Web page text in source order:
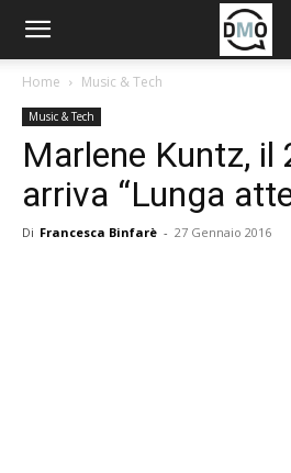
Home Music & Tech
Music & Tech
Marlene Kuntz, il
arriva “Lunga
Di Francesca Binfarè - 27 Gennaio 2016